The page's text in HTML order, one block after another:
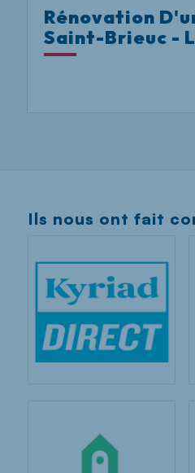
Rénovation
Saint-Brieuc -
Ils nous ont fait